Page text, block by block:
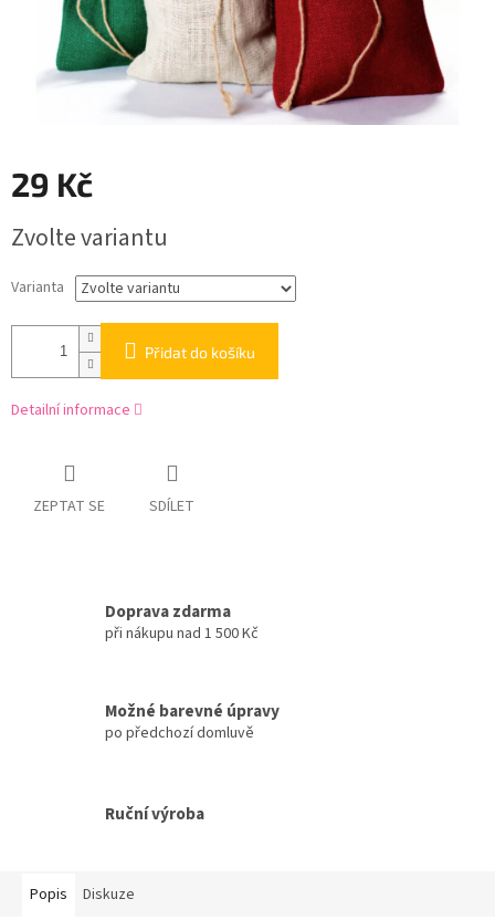
29 Kč
cena:
Zvolte variantu
Varianta
Přidat do košíku
Detailní informace
ZEPTAT SE SDÍLET
Doprava zdarma
při nákupu nad 1 500 Kč
Možné barevné úpravy
po předchozí domluvě
Ruční výroba
Popis Diskuze